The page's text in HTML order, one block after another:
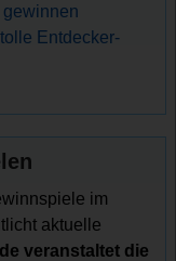
Entdecker-
im
aktuelle
veranstaltet die